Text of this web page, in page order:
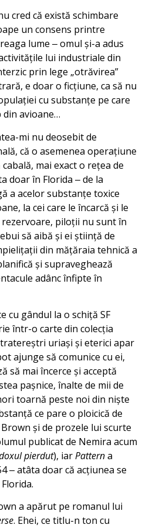
cred că există schimbare
un consens printre
lume ‒ omul și-a adus
lui industriale din
prin lege „otrăvirea”
e doar o ficțiune, ca să nu
cu substanțe pe care
din avioane…
mi nu deosebit de
că o asemenea operațiune
mai exact o rețea de
doar în Florida ‒ de la
a acelor substanțe toxice
la cei care le încarcă și le
rezervoare, piloții nu sunt în
să aibă și ei știință de
din mățăraia tehnică a
și supraveghează
adânc înfipte în
cu gândul la o schiță SF
într-o carte din colecția
uriași și eterici apar
ajunge să comunice cu ei,
să mai încerce și acceptă
pașnice, înalte de mii de
toarnă peste noi din niște
ce pare o ploicică de
și de prozele lui scurte
publicat de Nemira acum
pierdut), iarPatterna
‒ atâta doar că acțiunea se
a apărut pe romanul lui
. Ehei, ce titlu-n ton cu